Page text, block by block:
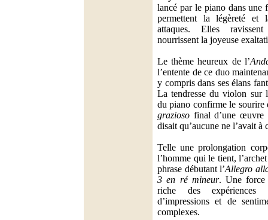
lancé par le piano dans une
permettent la légèreté et
attaques. Elles
nourrissent la joyeuse
Le thème heureux de l’
l’entente de ce duo
y compris dans ses élans
La tendresse du violon sur
du piano confirme le sourire
grazioso final d’une œuvre
disait qu’aucune ne l’avait à
Telle une prolongation
l’homme qui le tient,
phrase débutant l’Allegro
3 en ré mineur. Une force
riche des expériences
d’impressions et de
complexes.